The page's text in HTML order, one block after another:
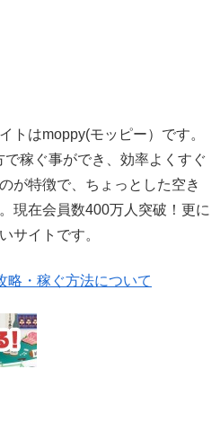
トはmoppy(モッピー）です。
稼ぐ事ができ、効率よくすぐ
が特徴で、ちょっとした空き
現在会員数400万人突破！更に
サイトです。
略・稼ぐ方法について